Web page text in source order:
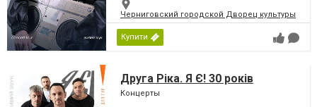
Черниговский городской Дворец культуры
Купити
Друга Ріка. Я Є! 30 років
Концерты